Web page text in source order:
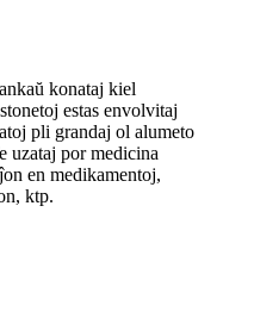
konataj kiel
estas envolvitaj
pli grandaj ol alumeto
uzataj por medicina
en medikamentoj,
ktp.